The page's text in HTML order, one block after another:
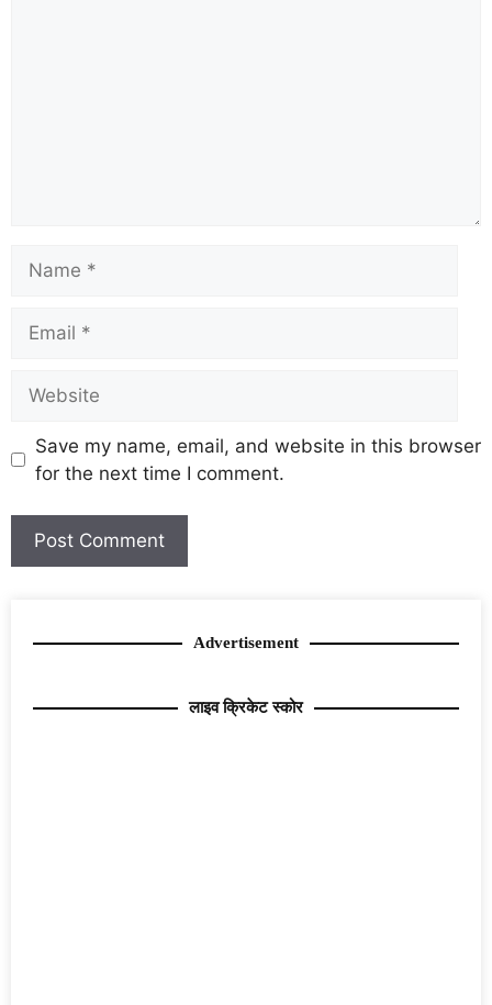
Save my name, email, and website in this browser
for the next time I comment.
Advertisement
लाइव क्रिकेट स्कोर